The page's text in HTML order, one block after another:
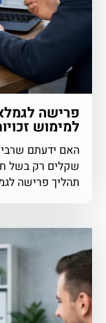
למימוש
האם ידעתם
שקלים רק בשל
תהליך פרישה